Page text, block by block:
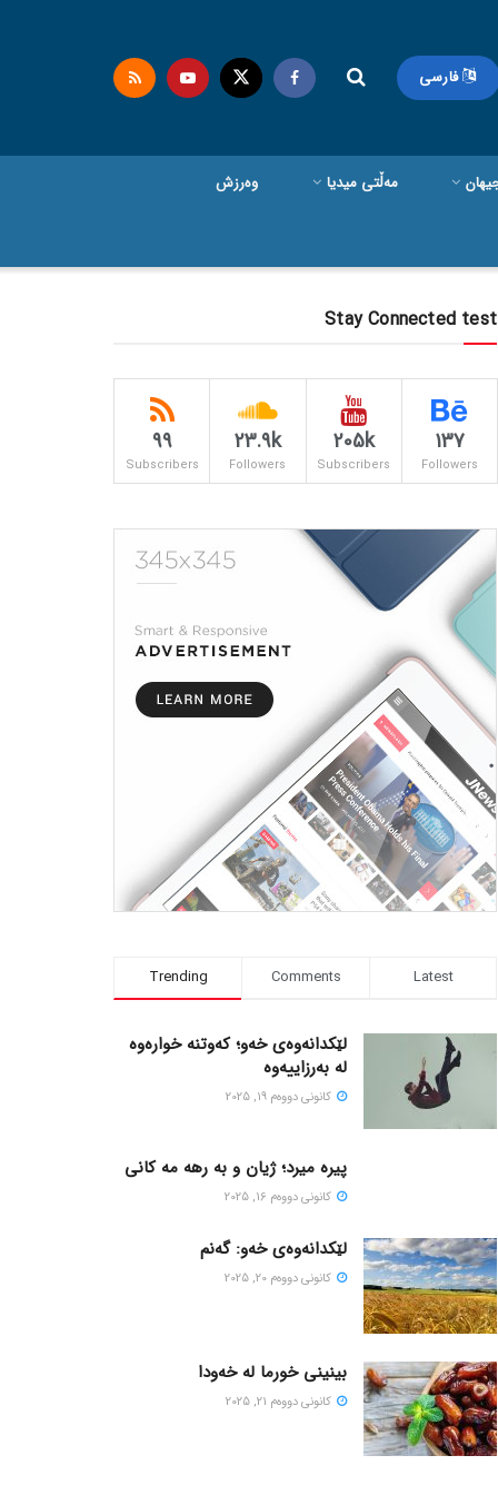
فارسی
مەڵتی میدیا وەرزش
Stay Connected test
137
Followers
205k
Subscribers
23.9k
Followers
99
Subscribers
Trending Comments Latest
لێکدانەوەی خەو؛ کەوتنە خوارەوە
لە بەرزاییەوە
كانونی دووه‌م 19, 2025
پیره میرد؛ ژیان و به رهه مه کانی
كانونی دووه‌م 16, 2025
لێکدانەوەی خەو: گەنم
كانونی دووه‌م 20, 2025
بینینی خورما لە خەودا
كانونی دووه‌م 21, 2025